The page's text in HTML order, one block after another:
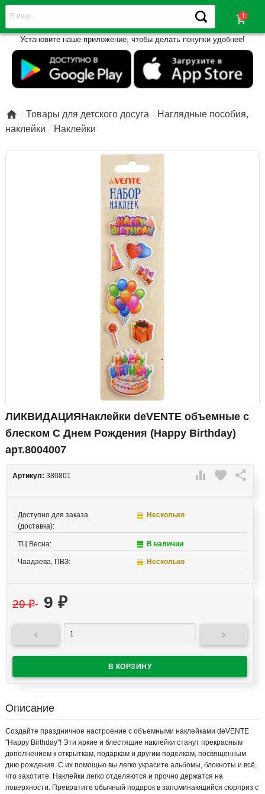
shopping_cart
Установите наше приложение, чтобы делать покупки удобнее!
 Товары для детского досуга
Наглядные пособия,
наклейки
Наклейки
ЛИКВИДАЦИЯНаклейки deVENTE объемные с
блеском С Днем Рождения (Happy Birthday)
арт.8004007
 favorite 
Артикул: 380801
Доступно для заказа
(доставка):
Несколько
ТЦ Весна: В наличии
Чаадаева, ПВЗ: Несколько
29₽ 9 ₽
 
Описание
Создайте праздничное настроение с объемными наклейками deVENTE
"Happy Birthday"! Эти яркие и блестящие наклейки станут прекрасным
дополнением к открыткам, подаркам и другим поделкам, посвященным
дню рождения. С их помощью вы легко украсите альбомы, блокноты и всё,
что захотите. Наклейки легко отделяются и прочно держатся на
поверхности. Превратите обычный подарок в запоминающийся сюрприз с